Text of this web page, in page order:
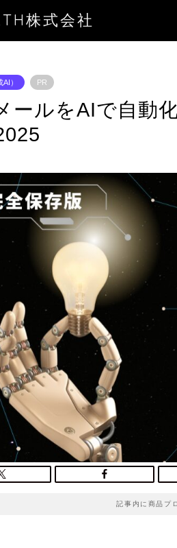
株式会社
） PR
ールをAIで自動
記事内に商品プ